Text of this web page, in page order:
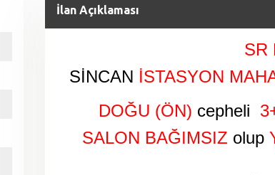
İlan Açıklaması
SR
SİNCAN İSTASYON
DOĞU (ÖN) cepheli
SALON BAĞIMSIZ olup